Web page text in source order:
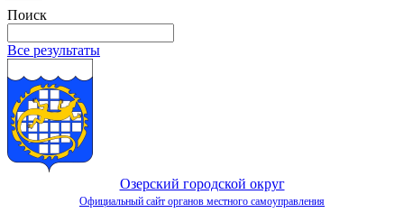
Поиск
Все результаты
Озерский городской округ
Официальный сайт органов местного самоуправления